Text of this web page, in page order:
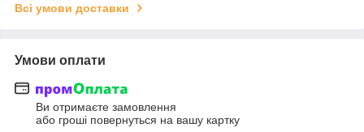
Всі умови доставки
Умови оплати
Ви отримаєте замовлення
або гроші повернуться на вашу картку